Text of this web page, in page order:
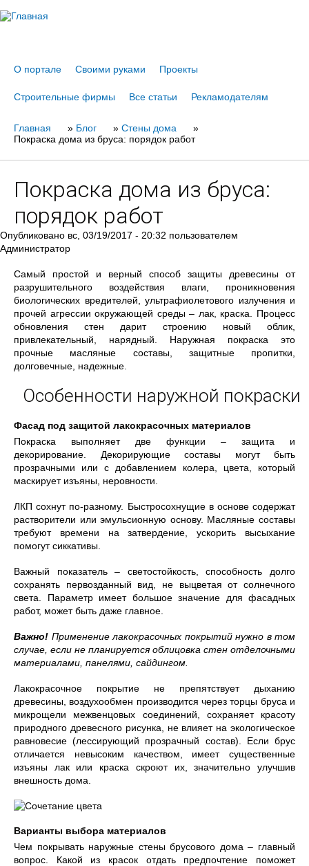
О портале Своими руками Проекты
Строительные фирмы Все статьи Рекламодателям
Вы
Главная » Блог » Стены дома
»
Покраска дома из бруса: порядок работ
Покраска дома из бруса:
порядок работ
Опубликовано вс, 03/19/2017 - 20:32 пользователем
Администратор
Самый простой и верный способ защиты древесины от
разрушительного воздействия влаги, проникновения
биологических вредителей, ультрафиолетового излучения и
прочей агрессии окружающей среды – лак, краска. Процесс
обновления стен дарит строению новый облик,
привлекательный, нарядный. Наружная покраска это
прочные масляные составы, защитные пропитки,
долговечные, надежные.
Особенности наружной покраски
Фасад под защитой лакокрасочных материалов
Покраска выполняет две функции – защита и
декорирование. Декорирующие составы могут быть
прозрачными или с добавлением колера, цвета, который
маскирует изъяны, неровности.
ЛКП сохнут по-разному. Быстросохнущие в основе содержат
растворители или эмульсионную основу. Масляные составы
требуют времени на затвердение, ускорить высыхание
помогут сиккативы.
Важный показатель – светостойкость, способность долго
сохранять первозданный вид, не выцветая от солнечного
света. Параметр имеет большое значение для фасадных
работ, может быть даже главное.
Важно! Применение лакокрасочных покрытий нужно в том
случае, если не планируется облицовка стен отделочными
материалами, панелями, сайдингом.
Лакокрасочное покрытие не препятствует дыханию
древесины, воздухообмен производится через торцы бруса и
микрощели межвенцовых соединений, сохраняет красоту
природного древесного рисунка, не влияет на экологическое
равновесие (лессирующий прозрачный состав). Если брус
отличается невысоким качеством, имеет существенные
изъяны лак или краска скроют их, значительно улучшив
внешность дома.
Варианты выбора материалов
Чем покрывать наружные стены брусового дома – главный
вопрос. Какой из красок отдать предпочтение поможет